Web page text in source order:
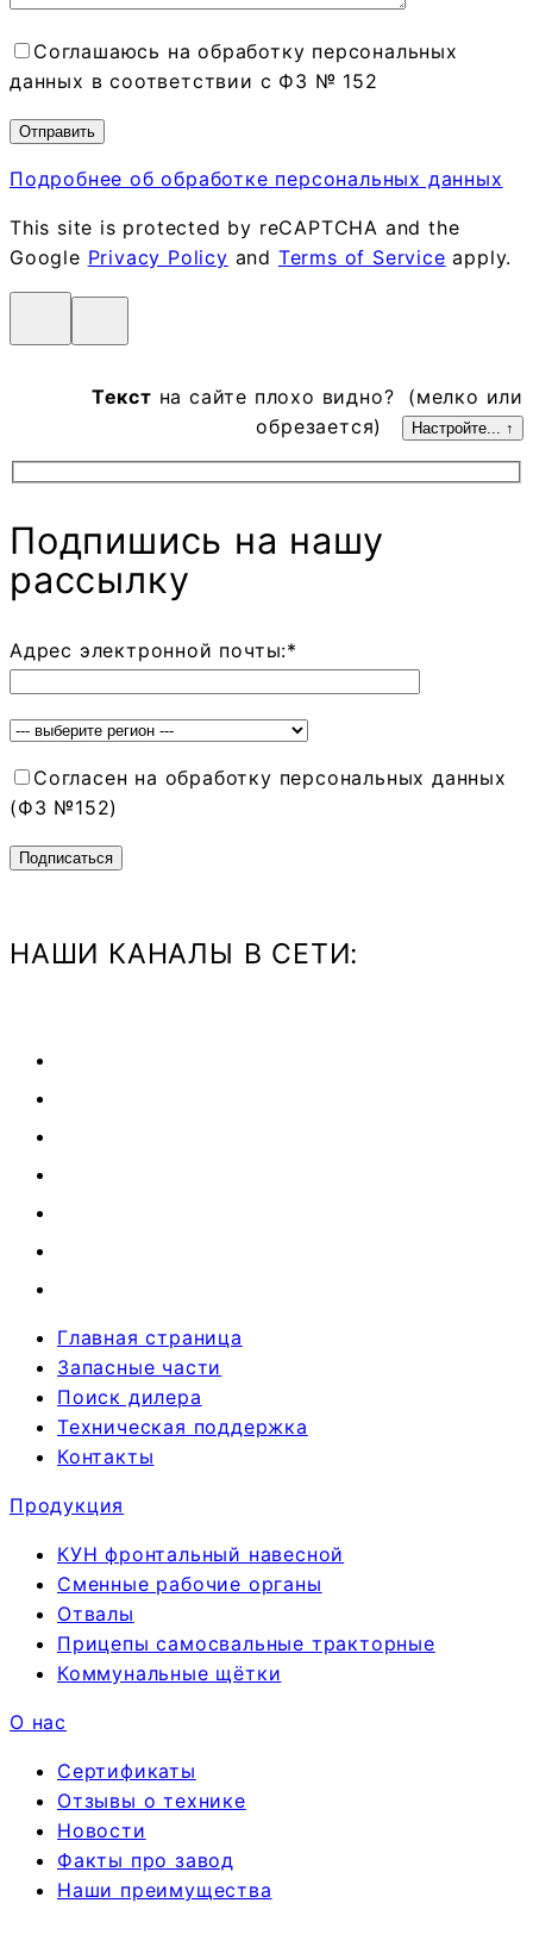
Соглашаюсь на обработку персональных
данных в соответствии с ФЗ № 152
Подробнее об обработке персональных данных
This site is protected by reCAPTCHA and the
Google Privacy Policy and Terms of Service apply.
Текст на сайте плохо видно? (мелко или
обрезается)
Настройте... ↑
Подпишись на нашу
рассылку
Адрес электронной почты:*
Согласен на обработку персональных данных
(ФЗ №152)
НАШИ КАНАЛЫ В СЕТИ:
Главная страница
Запасные части
Поиск дилера
Техническая поддержка
Контакты
Продукция
КУН фронтальный навесной
Сменные рабочие органы
Отвалы
Прицепы самосвальные тракторные
Коммунальные щётки
О нас
Сертификаты
Отзывы о технике
Новости
Факты про завод
Наши преимущества